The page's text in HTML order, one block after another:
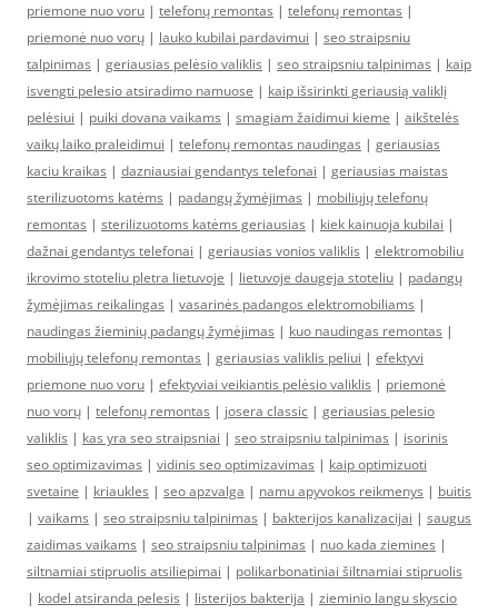
priemone nuo voru | telefonų remontas | telefonų remontas |
priemonė nuo vorų | lauko kubilai pardavimui | seo straipsniu
talpinimas | geriausias pelėsio valiklis | seo straipsniu talpinimas | kaip
isvengti pelesio atsiradimo namuose | kaip išsirinkti geriausią valiklį
pelėsiui | puiki dovana vaikams | smagiam žaidimui kieme | aikštelės
vaikų laiko praleidimui | telefonų remontas naudingas | geriausias
kaciu kraikas | dazniausiai gendantys telefonai | geriausias maistas
sterilizuotoms katėms | padangų žymėjimas | mobiliųjų telefonų
remontas | sterilizuotoms katėms geriausias | kiek kainuoja kubilai |
dažnai gendantys telefonai | geriausias vonios valiklis | elektromobiliu
ikrovimo stoteliu pletra lietuvoje | lietuvoje daugeja stoteliu | padangų
žymėjimas reikalingas | vasarinės padangos elektromobiliams |
naudingas žieminių padangų žymėjimas | kuo naudingas remontas |
mobiliųjų telefonų remontas | geriausias valiklis peliui | efektyvi
priemone nuo voru | efektyviai veikiantis pelėsio valiklis | priemonė
nuo vorų | telefonų remontas | josera classic | geriausias pelesio
valiklis | kas yra seo straipsniai | seo straipsniu talpinimas | isorinis
seo optimizavimas | vidinis seo optimizavimas | kaip optimizuoti
svetaine | kriaukles | seo apzvalga | namu apyvokos reikmenys | buitis
| vaikams | seo straipsniu talpinimas | bakterijos kanalizacijai | saugus
zaidimas vaikams | seo straipsniu talpinimas | nuo kada ziemines |
siltnamiai stipruolis atsiliepimai | polikarbonatiniai šiltnamiai stipruolis
| kodel atsiranda pelesis | listerijos bakterija | zieminio langu skyscio